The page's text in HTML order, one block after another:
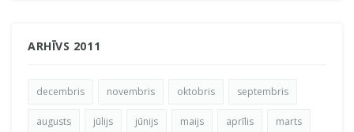
ARHĪVS 2011
decembris novembris oktobris septembris
augusts jūlijs jūnijs maijs aprīlis marts